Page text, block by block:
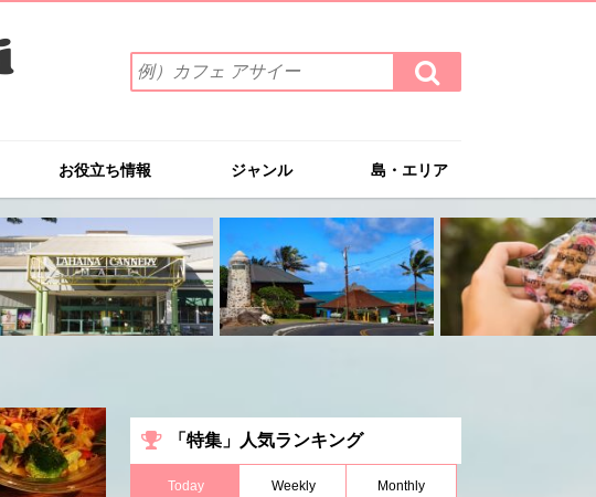
索
ワ
を
入
(例）
カ
フ
ェ
イ
ー
検
索
す
お役立ち情報 ジャンル 島・エリア
「特集」人気ランキング
Today Weekly Monthly